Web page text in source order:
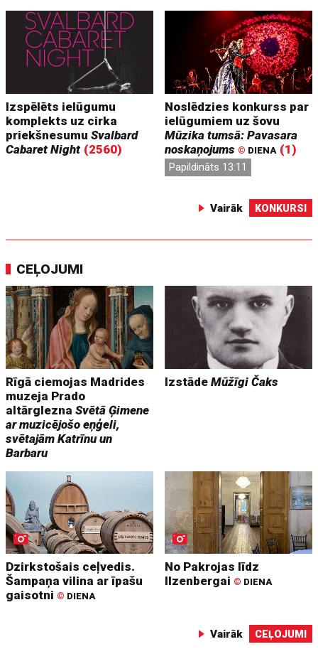
Izspēlēts ielūgumu
komplekts uz cirka
priekšnesumuSvalbard
Cabaret Night (2560)
Noslēdzies konkurss par
ielūgumiem uz šovu
Mūzika tumsā: Pavasara
noskaņojums © DIENA (1)
Papildināts 13:11
Vairāk KONKURSI
CEĻOJUMI
Rīgā ciemojas Madrides
muzeja Prado
altārgleznaSvētā Ģimene
ar muzicējošo eņģeli,
svētajām Katrīnu un
Barbaru
IzstādeMūžīgi Čaks
Dzirkstošais ceļvedis.
Šampaņa vilina ar īpašu
gaisotni © DIENA
No Pakrojas līdz
Ilzenbergai © DIENA
Vairāk CEĻOJUMI